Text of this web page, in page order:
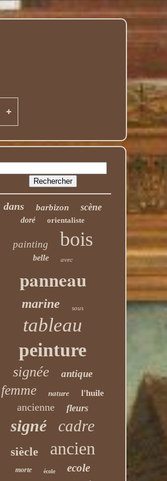
dans barbizon scène
doré orientaliste
painting bois
belle avec
panneau
marine sous
tableau
peinture
signée antique
femme nature l'huile
ancienne fleurs
signé cadre
siècle ancien
morte école
ecole